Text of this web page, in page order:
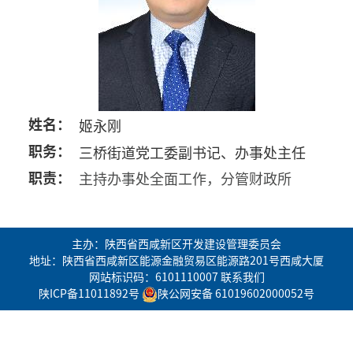
姓名：
姬永刚
职务：
三桥街道党工委副书记、办事处主任
职责：
主持办事处全面工作，分管财政所
主办：陕西省西咸新区开发建设管理委员会
地址：陕西省西咸新区能源金融贸易区能源路201号西咸大厦
网站标识码：6101110007 联系我们
陕ICP备11011892号
陕公网安备 61019602000052号